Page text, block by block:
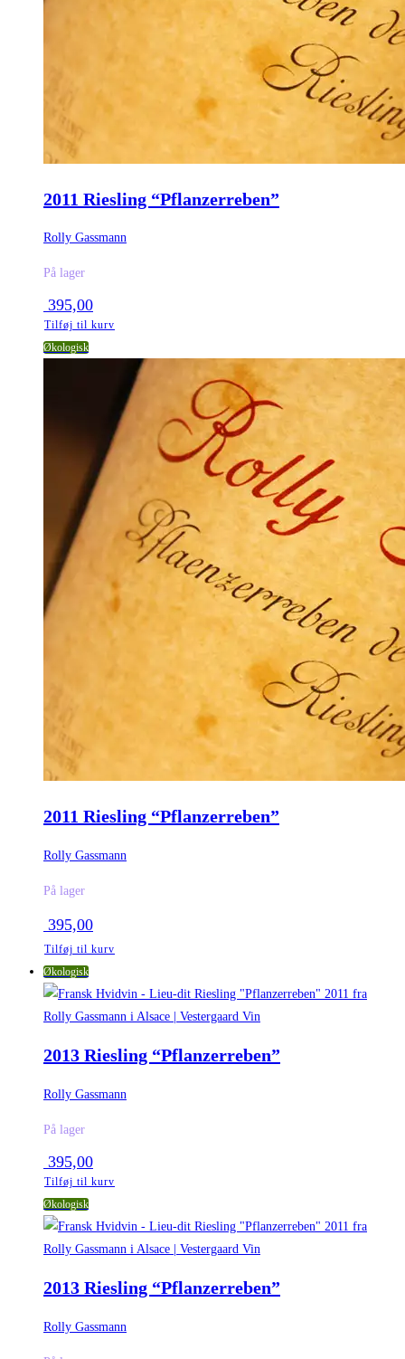
2011 Riesling “Pflanzerreben”
Rolly Gassmann
På lager
395,00
Tilføj til kurv
Økologisk
2011 Riesling “Pflanzerreben”
Rolly Gassmann
På lager
395,00
Tilføj til kurv
Økologisk
2013 Riesling “Pflanzerreben”
Rolly Gassmann
På lager
395,00
Tilføj til kurv
Økologisk
2013 Riesling “Pflanzerreben”
Rolly Gassmann